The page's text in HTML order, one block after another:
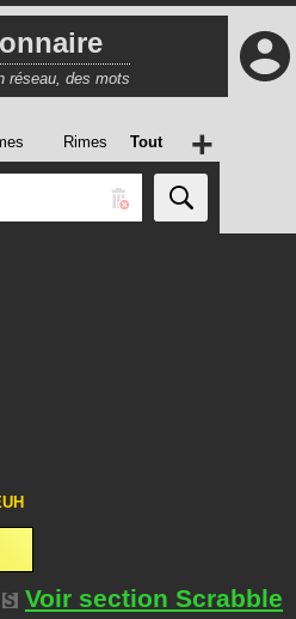
réseau, des mots
Rimes Tout +
Voir section Scrabble